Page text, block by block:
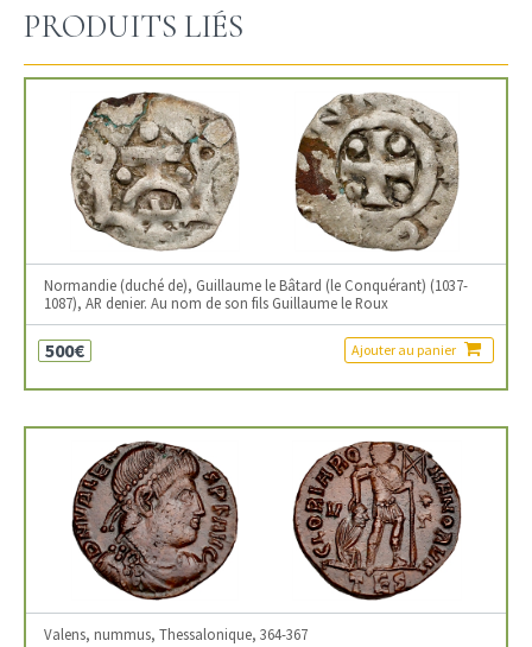
PRODUITS LIÉS
Normandie (duché de), Guillaume le Bâtard (le Conquérant) (1037-
1087), AR denier. Au nom de son fils Guillaume le Roux
500€ Ajouter au panier
Valens, nummus, Thessalonique, 364-367